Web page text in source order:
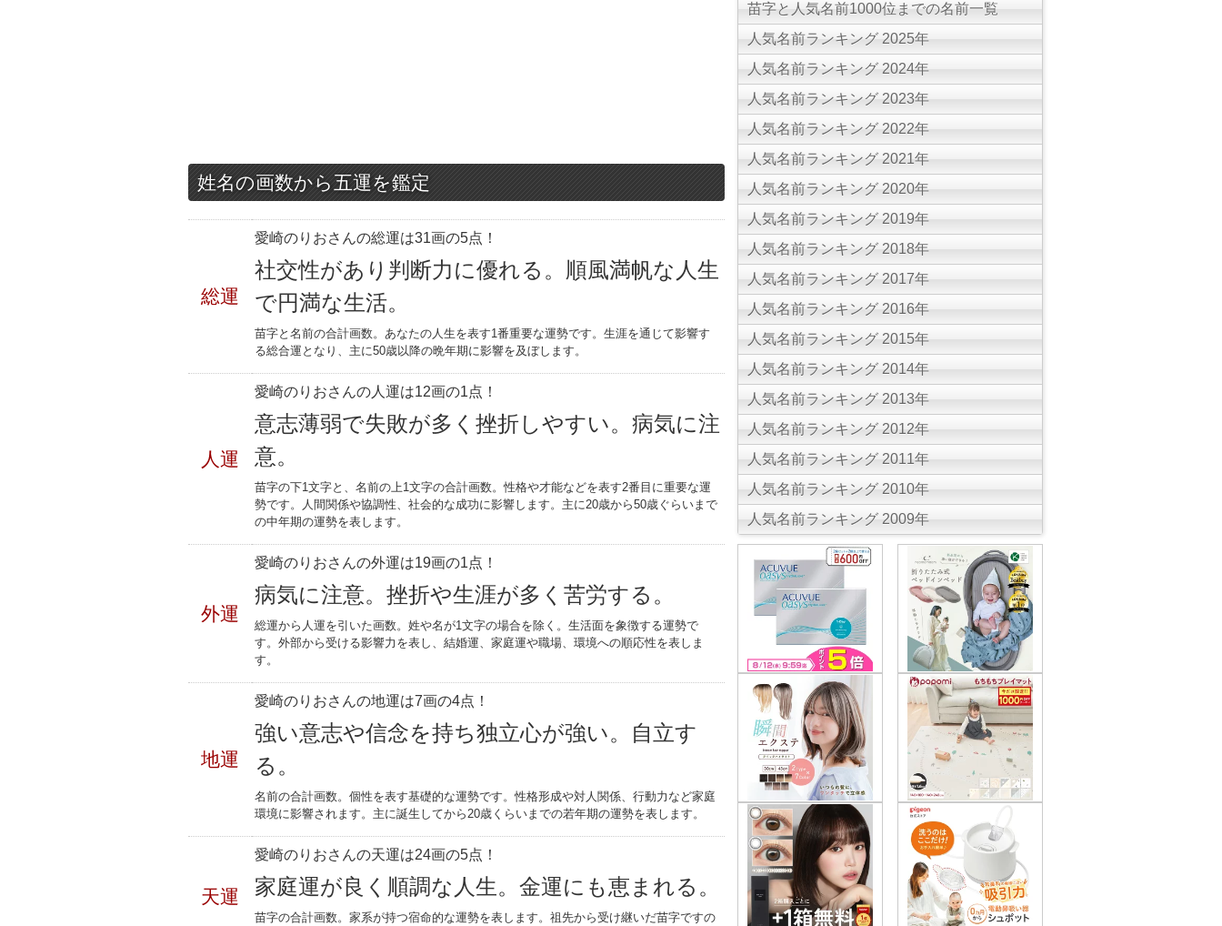
姓名の画数から五運を鑑定
総運
愛崎のりおさんの総運は31画の5点！
社交性があり判断力に優れる。順風満帆な人生
で円満な生活。
苗字と名前の合計画数。あなたの人生を表す1番重要な運勢です。生涯を通じて影響す
る総合運となり、主に50歳以降の晩年期に影響を及ぼします。
人運
愛崎のりおさんの人運は12画の1点！
意志薄弱で失敗が多く挫折しやすい。病気に注
意。
苗字の下1文字と、名前の上1文字の合計画数。性格や才能などを表す2番目に重要な運
勢です。人間関係や協調性、社会的な成功に影響します。主に20歳から50歳ぐらいまで
の中年期の運勢を表します。
外運
愛崎のりおさんの外運は19画の1点！
病気に注意。挫折や生涯が多く苦労する。
総運から人運を引いた画数。姓や名が1文字の場合を除く。生活面を象徴する運勢で
す。外部から受ける影響力を表し、結婚運、家庭運や職場、環境への順応性を表しま
す。
地運
愛崎のりおさんの地運は7画の4点！
強い意志や信念を持ち独立心が強い。自立す
る。
名前の合計画数。個性を表す基礎的な運勢です。性格形成や対人関係、行動力など家庭
環境に影響されます。主に誕生してから20歳くらいまでの若年期の運勢を表します。
天運
愛崎のりおさんの天運は24画の5点！
家庭運が良く順調な人生。金運にも恵まれる。
苗字の合計画数。家系が持つ宿命的な運勢を表します。祖先から受け継いだ苗字ですの
苗字と人気名前1000位までの名前一覧
人気名前ランキング 2025年
人気名前ランキング 2024年
人気名前ランキング 2023年
人気名前ランキング 2022年
人気名前ランキング 2021年
人気名前ランキング 2020年
人気名前ランキング 2019年
人気名前ランキング 2018年
人気名前ランキング 2017年
人気名前ランキング 2016年
人気名前ランキング 2015年
人気名前ランキング 2014年
人気名前ランキング 2013年
人気名前ランキング 2012年
人気名前ランキング 2011年
人気名前ランキング 2010年
人気名前ランキング 2009年